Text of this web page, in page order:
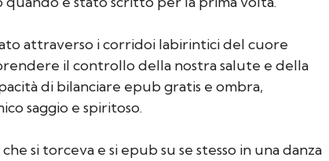
attraverso i corridoi labirintici del cuore
il controllo della nostra salute e della
di bilanciare epub gratis e ombra,
saggio e spiritoso.
si torceva e si epub su se stesso in una danza